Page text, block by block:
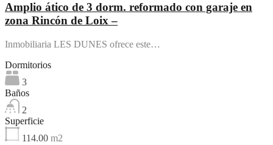
Amplio ático de 3 dorm. reformado con garaje en
zona Rincón de Loix –
Inmobiliaria LES DUNES ofrece este…
Dormitorios
3
Baños
2
Superficie
114.00 m2